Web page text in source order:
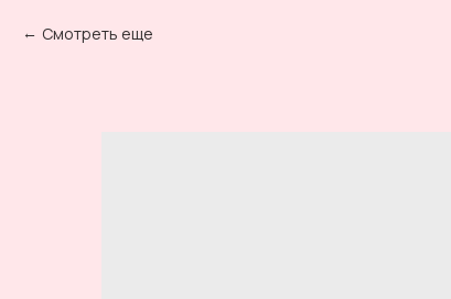
Смотреть еще